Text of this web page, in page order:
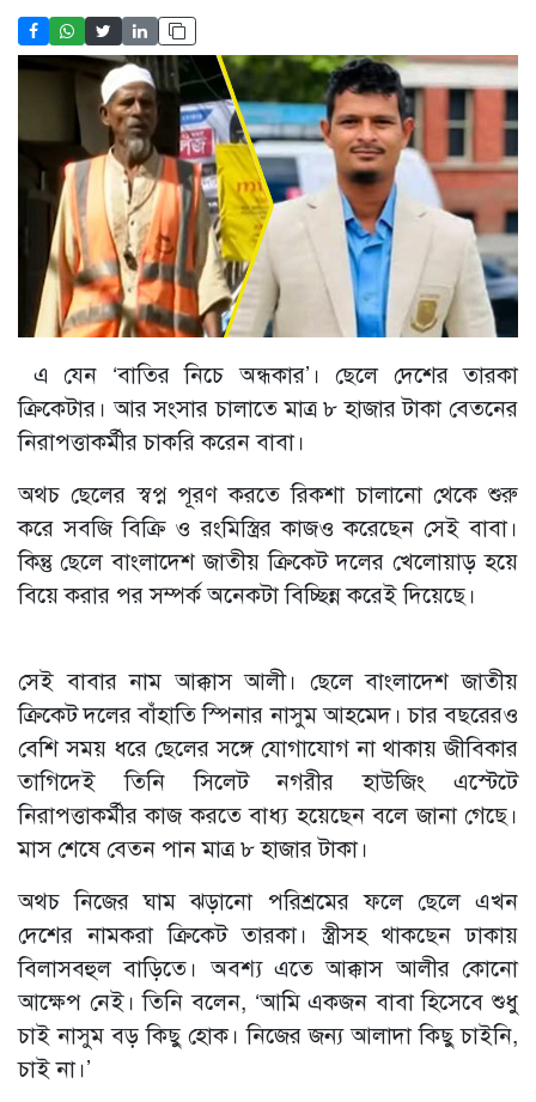
এ যেন ‘বাতির নিচে অন্ধকার’। ছেলে দেশের তারকা
ক্রিকেটার। আর সংসার চালাতে মাত্র ৮ হাজার টাকা বেতনের
নিরাপত্তাকর্মীর চাকরি করেন বাবা।
অথচ ছেলের স্বপ্ন পূরণ করতে রিকশা চালানো থেকে শুরু
করে সবজি বিক্রি ও রংমিস্ত্রির কাজও করেছেন সেই বাবা।
কিন্তু ছেলে বাংলাদেশ জাতীয় ক্রিকেট দলের খেলোয়াড় হয়ে
বিয়ে করার পর সম্পর্ক অনেকটা বিচ্ছিন্ন করেই দিয়েছে।
সেই বাবার নাম আক্কাস আলী। ছেলে বাংলাদেশ জাতীয়
ক্রিকেট দলের বাঁহাতি স্পিনার নাসুম আহমেদ। চার বছরেরও
বেশি সময় ধরে ছেলের সঙ্গে যোগাযোগ না থাকায় জীবিকার
তাগিদেই তিনি সিলেট নগরীর হাউজিং এস্টেটে
নিরাপত্তাকর্মীর কাজ করতে বাধ্য হয়েছেন বলে জানা গেছে।
মাস শেষে বেতন পান মাত্র ৮ হাজার টাকা।
অথচ নিজের ঘাম ঝড়ানো পরিশ্রমের ফলে ছেলে এখন
দেশের নামকরা ক্রিকেট তারকা। স্ত্রীসহ থাকছেন ঢাকায়
বিলাসবহুল বাড়িতে। অবশ্য এতে আক্কাস আলীর কোনো
আক্ষেপ নেই। তিনি বলেন, ‘আমি একজন বাবা হিসেবে শুধু
চাই নাসুম বড় কিছু হোক। নিজের জন্য আলাদা কিছু চাইনি,
চাই না।’